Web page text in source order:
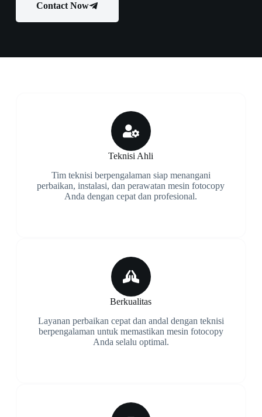
Contact Now
Teknisi Ahli
Tim teknisi berpengalaman siap menangani
perbaikan, instalasi, dan perawatan mesin fotocopy
Anda dengan cepat dan profesional.
Berkualitas
Layanan perbaikan cepat dan andal dengan teknisi
berpengalaman untuk memastikan mesin fotocopy
Anda selalu optimal.